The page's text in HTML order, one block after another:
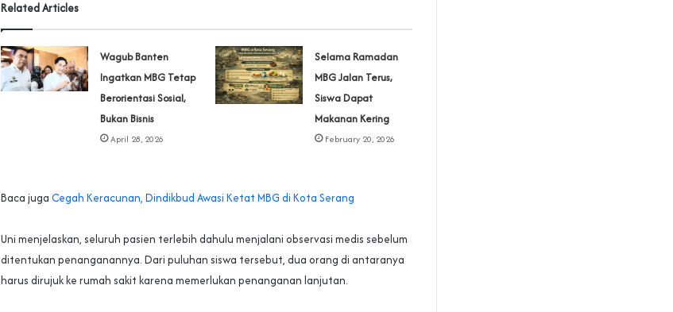
Related Articles
Wagub Banten
Ingatkan MBG Tetap
Berorientasi Sosial,
Bukan Bisnis
April 28, 2026
Selama Ramadan
MBG Jalan Terus,
Siswa Dapat
Makanan Kering
February 20, 2026
Baca juga ‎Cegah Keracunan, Dindikbud Awasi Ketat MBG di Kota Serang‎‎
‎Uni menjelaskan, seluruh pasien terlebih dahulu menjalani observasi medis sebelum
ditentukan penanganannya. Dari puluhan siswa tersebut, dua orang di antaranya
harus dirujuk ke rumah sakit karena memerlukan penanganan lanjutan.